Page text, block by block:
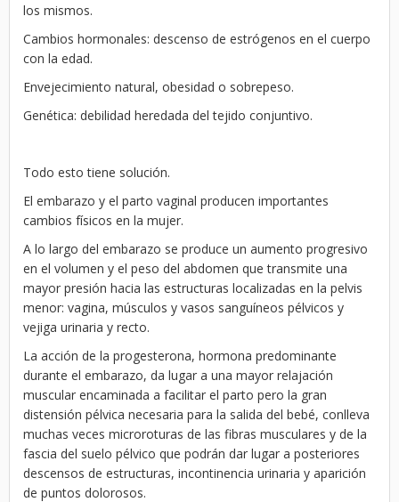
los mismos.
Cambios hormonales: descenso de estrógenos en el cuerpo
con la edad.
Envejecimiento natural, obesidad o sobrepeso.
Genética: debilidad heredada del tejido conjuntivo.
Todo esto tiene solución.
El embarazo y el parto vaginal producen importantes
cambios físicos en la mujer.
A lo largo del embarazo se produce un aumento progresivo
en el volumen y el peso del abdomen que transmite una
mayor presión hacia las estructuras localizadas en la pelvis
menor: vagina, músculos y vasos sanguíneos pélvicos y
vejiga urinaria y recto.
La acción de la progesterona, hormona predominante
durante el embarazo, da lugar a una mayor relajación
muscular encaminada a facilitar el parto pero la gran
distensión pélvica necesaria para la salida del bebé, conlleva
muchas veces microroturas de las fibras musculares y de la
fascia del suelo pélvico que podrán dar lugar a posteriores
descensos de estructuras, incontinencia urinaria y aparición
de puntos dolorosos.